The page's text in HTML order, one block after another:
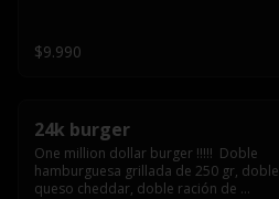
queso cheddar
$9.990
24k burger
One million dollar burger !!!!!  Doble
hamburguesa grillada de 250 gr, doble
queso cheddar, doble ración de